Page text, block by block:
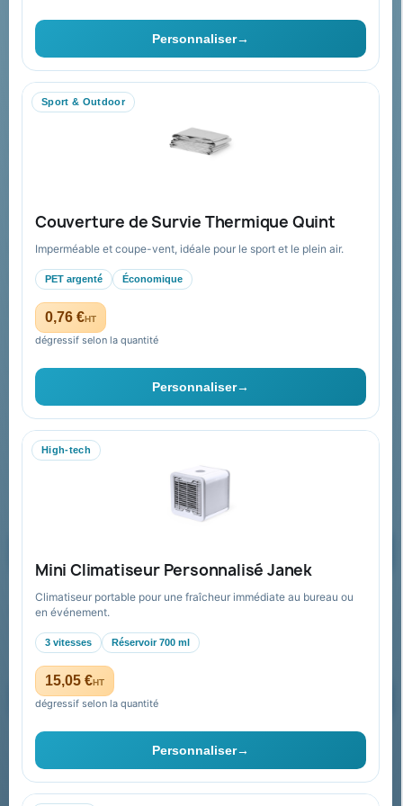
Personnaliser→
Sport & Outdoor
Couverture de Survie Thermique Quint
Imperméable et coupe-vent, idéale pour le sport et le plein air.
PET argenté Économique
0,76 €HT
dégressif selon la quantité
Personnaliser→
High-tech
Mini Climatiseur Personnalisé Janek
Climatiseur portable pour une fraîcheur immédiate au bureau ou
en événement.
3 vitesses Réservoir 700 ml
15,05 €HT
dégressif selon la quantité
Personnaliser→
Ils nous ont fait confiance
Livraison
Nous contacter
FAQ sur Promenoch Goodies Pub France
Conditions de retour
Paiement sécurisé
Plan du site
Contact & devis
06 09 53 17 41
WhatsApp
equipe@promenoch-goodies.com
Recevez nos offres spéciales
Vous pouvez vous désinscrire à tout moment. Vous trouverez pour
cela nos informations de contact dans les conditions d'utilisation du
site.